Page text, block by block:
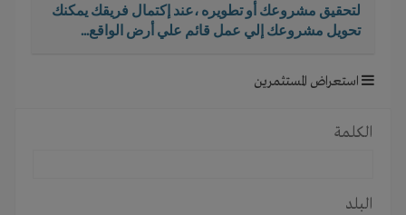
لتحقيق مشروعك أو تطويره ،عند إكتمال فريقك يمكنك
تحويل مشروعك إلي عمل قائم علي أرض الواقع...
استعراض المستثمرين
الكلمة
البلد